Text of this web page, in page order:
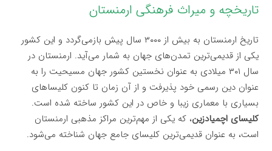
تاریخچه و میراث فرهنگی ارمنستان
تاریخ ارمنستان به بیش از ۳۰۰۰ سال پیش بازمی‌گردد و این کشور
یکی از قدیمی‌ترین تمدن‌های جهان به شمار می‌آید. ارمنستان در
سال ۳۰۱ میلادی به عنوان نخستین کشور جهان مسیحیت را به
عنوان دین رسمی خود پذیرفت و از آن زمان تا کنون کلیساهای
بسیاری با معماری زیبا و خاص در این کشور ساخته شده است.
کلیسای اچمیادزین، که یکی از مهم‌ترین مراکز مذهبی ارمنستان
است، به عنوان قدیمی‌ترین کلیسای جامع جهان شناخته می‌شود.